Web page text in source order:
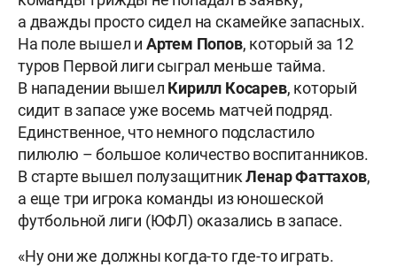
а дважды просто сидел на скамейке запасных.
На поле вышел и Артем Попов, который за 12
туров Первой лиги сыграл меньше тайма.
В нападении вышел Кирилл Косарев, который
сидит в запасе уже восемь матчей подряд.
Единственное, что немного подсластило
пилюлю – большое количество воспитанников.
В старте вышел полузащитникЛенар Фаттахов,
а еще три игрока команды из юношеской
футбольной лиги (ЮФЛ) оказались в запасе.
«Ну они же должны когда-то где-то играть.